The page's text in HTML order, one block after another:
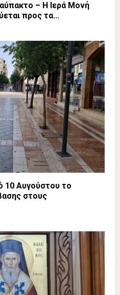
– Η Ιερά Μονή
προς τα...
10 Αυγούστου το
στους